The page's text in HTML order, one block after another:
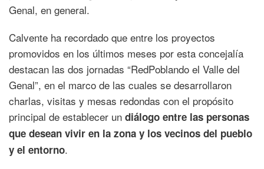
Genal, en general.
Calvente ha recordado que entre los proyectos
promovidos en los últimos meses por esta concejalía
destacan las dos jornadas “RedPoblando el Valle del
Genal”, en el marco de las cuales se desarrollaron
charlas, visitas y mesas redondas con el propósito
principal de establecer un diálogo entre las personas
que desean vivir en la zona y los vecinos del pueblo
y el entorno.